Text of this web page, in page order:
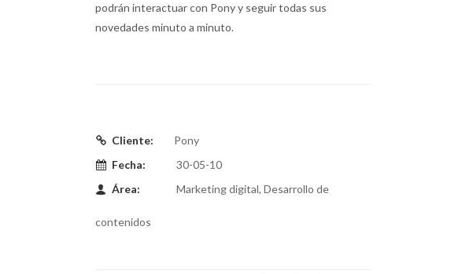
podrán interactuar con Pony y seguir todas sus
novedades minuto a minuto.
Cliente:
Pony
Fecha:
30-05-10
Área:
Marketing digital, Desarrollo de
contenidos